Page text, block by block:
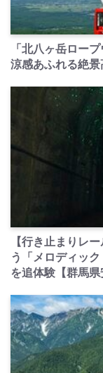
「北八ヶ岳ロー
涼感あふれる絶景
【行き止まりレ
う「メロディッ
を追体験【群馬県